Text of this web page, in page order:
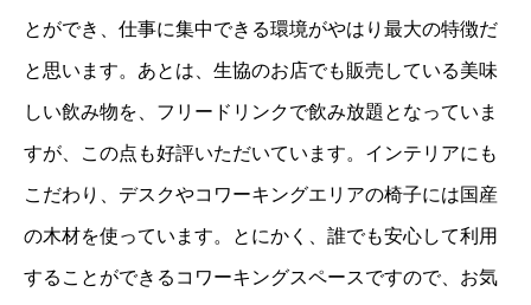
とができ、仕事に集中できる環境がやはり最大の特徴だ
と思います。あとは、生協のお店でも販売している美味
しい飲み物を、フリードリンクで飲み放題となっていま
すが、この点も好評いただいています。インテリアにも
こだわり、デスクやコワーキングエリアの椅子には国産
の木材を使っています。とにかく、誰でも安心して利用
することができるコワーキングスペースですので、お気